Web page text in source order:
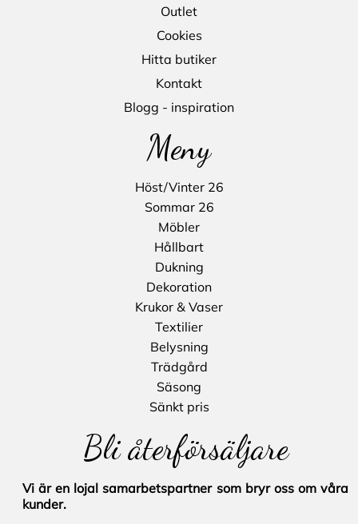
Outlet
Cookies
Hitta butiker
Kontakt
Blogg - inspiration
Meny
Höst/Vinter 26
Sommar 26
Möbler
Hållbart
Dukning
Dekoration
Krukor & Vaser
Textilier
Belysning
Trädgård
Säsong
Sänkt pris
Bli återförsäljare
Vi är en lojal samarbetspartner som bryr oss om våra
kunder.